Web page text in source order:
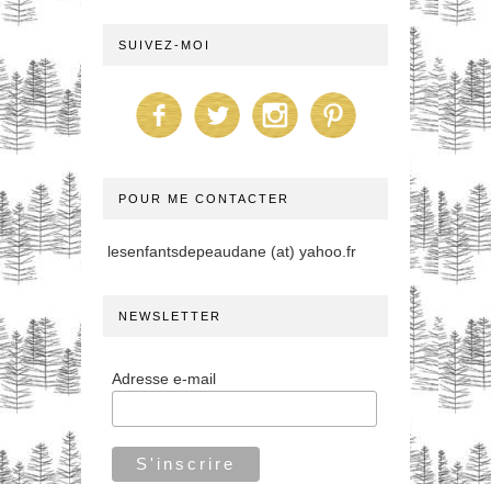
SUIVEZ-MOI
POUR ME CONTACTER
lesenfantsdepeaudane (at) yahoo.fr
NEWSLETTER
Adresse e-mail